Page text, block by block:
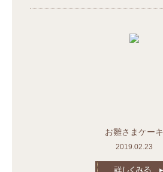
お雛さまケーキ
2019.02.23